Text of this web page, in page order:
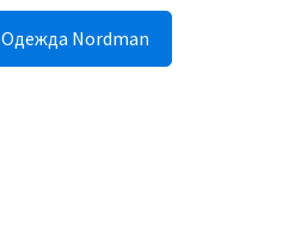
Одежда Nordman